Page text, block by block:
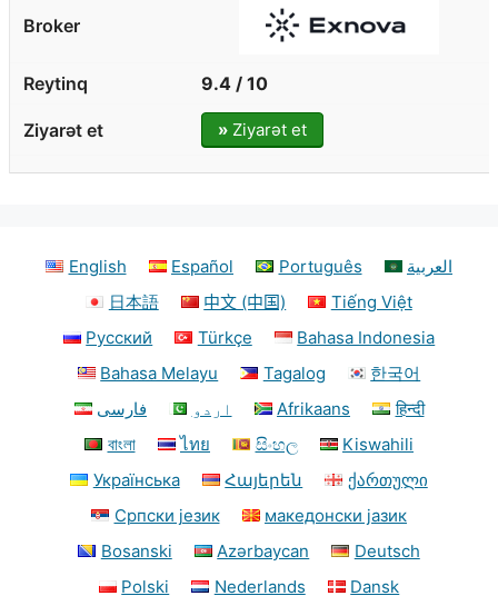
9.4 / 10
»Ziyarət et
English Español Português
العربية
日本語
中文 (中国)
Tiếng Việt
Русский
Türkçe
Bahasa Indonesia
Bahasa Melayu
Tagalog
한국어
فارسی
اردو Afrikaans
हिन्दी
বাংলা
ไทย සිංහල
Kiswahili
Українська
Հայերեն
ქართული
Српски језик
македонски јазик
Bosanski
Azərbaycan
Deutsch
Polski
Nederlands Dansk